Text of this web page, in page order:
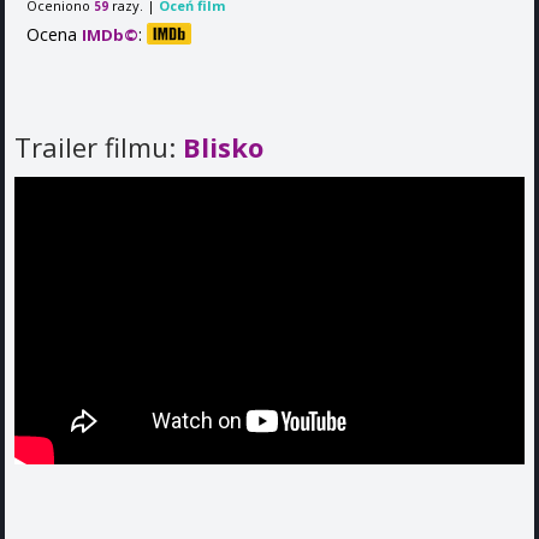
Oceniono 59 razy. | Oceń film
Ocena IMDb©:
Trailer filmu: Blisko